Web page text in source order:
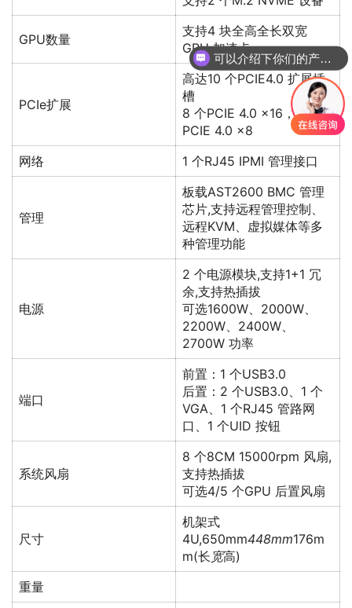
GPU数量
支持4 块全高全长双宽
GPU 加速卡
PCIe扩展
高达10 个PCIE4.0 扩展插
槽
8 个PCIE 4.0 x16，2 个
PCIE 4.0 x8
网络
1 个RJ45 IPMI 管理接口
管理
板载AST2600 BMC 管理
芯片,支持远程管理控制、
远程KVM、虚拟媒体等多
种管理功能
电源
2 个电源模块,支持1+1 冗
余,支持热插拔
可选1600W、2000W、
2200W、2400W、
2700W 功率
端口
前置：1 个USB3.0
后置：2 个USB3.0、1 个
VGA、1 个RJ45 管路网
口、1 个UID 按钮
系统风扇
8 个8CM 15000rpm 风扇,
支持热插拔
可选4/5 个GPU 后置风扇
尺寸
机架式
4U,650mm448mm176m
m(长 宽高)
重量
可以介绍下你们的产品么